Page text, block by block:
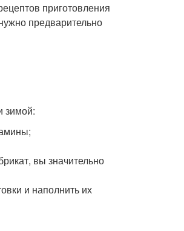
приготовления
предварительно
зимой:
вы значительно
и наполнить их